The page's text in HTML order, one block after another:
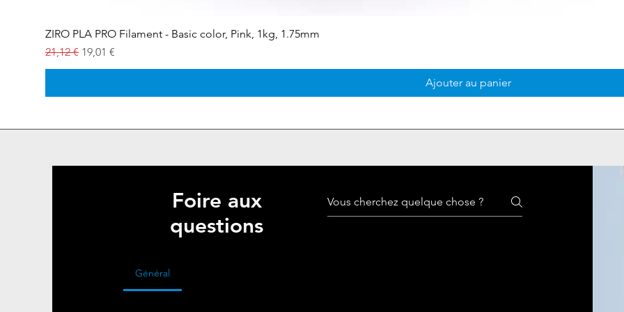
ZIRO PLA PRO Filament - Basic color, Pink, 1kg, 1.75mm
Prix original
21,12 € Prix promotionnel
19,01 €
Ajouter au panier
Foire aux
questions
Général